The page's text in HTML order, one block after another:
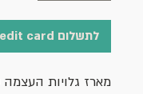
לתשלום Pay with credit card
מארז גלויות